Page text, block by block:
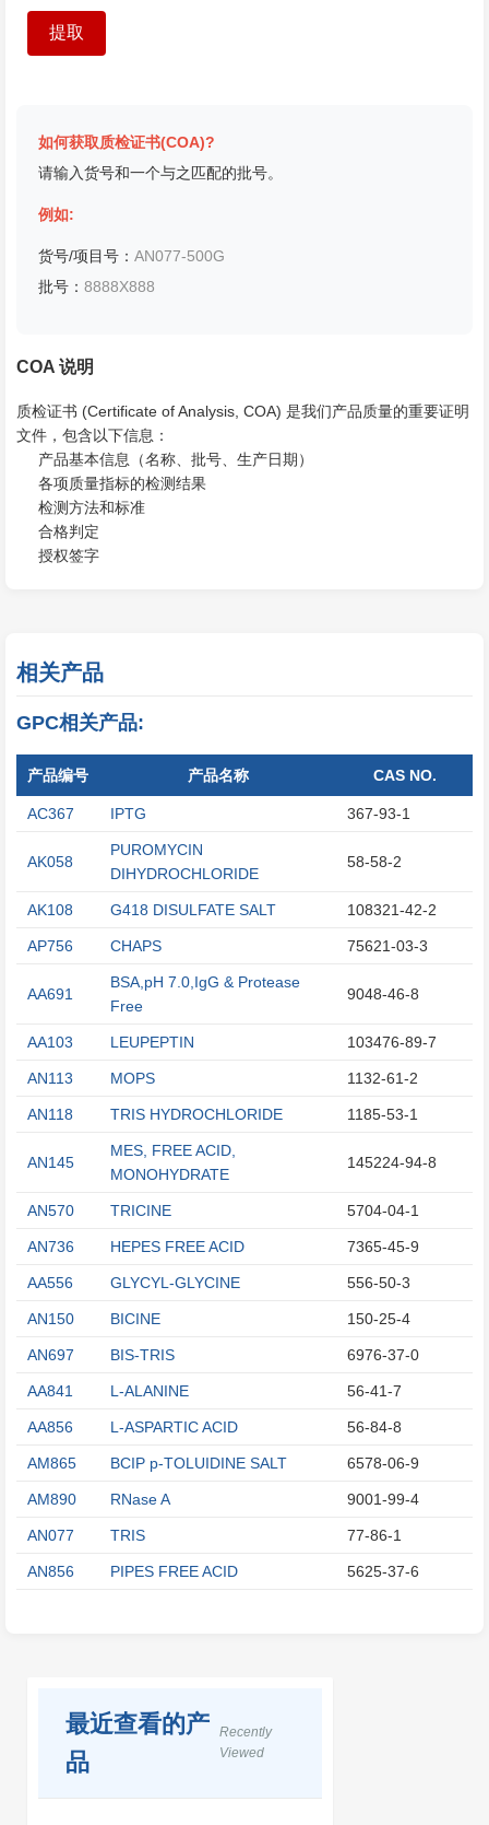
如何获取质检证书(COA)?
请输入货号和一个与之匹配的批号。
例如:
货号/项目号： AN077-500G
批号： 8888X888
COA 说明
质检证书 (Certificate of Analysis, COA) 是我们产品质量的重要证明
文件，包含以下信息：
产品基本信息（名称、批号、生产日期）
各项质量指标的检测结果
检测方法和标准
合格判定
授权签字
相关产品
GPC相关产品:
产品编号 产品名称 CAS NO.
AC367 IPTG 367-93-1
AK058
PUROMYCIN
DIHYDROCHLORIDE
58-58-2
AK108 G418 DISULFATE SALT 108321-42-2
AP756 CHAPS 75621-03-3
AA691
BSA,pH 7.0,IgG & Protease
Free
9048-46-8
AA103 LEUPEPTIN 103476-89-7
AN113 MOPS 1132-61-2
AN118 TRIS HYDROCHLORIDE 1185-53-1
AN145
MES, FREE ACID,
MONOHYDRATE
145224-94-8
AN570 TRICINE 5704-04-1
AN736 HEPES FREE ACID 7365-45-9
AA556 GLYCYL-GLYCINE 556-50-3
AN150 BICINE 150-25-4
AN697 BIS-TRIS 6976-37-0
AA841 L-ALANINE 56-41-7
AA856 L-ASPARTIC ACID 56-84-8
AM865 BCIP p-TOLUIDINE SALT 6578-06-9
AM890 RNase A 9001-99-4
AN077 TRIS 77-86-1
AN856 PIPES FREE ACID 5625-37-6
最近查看的产
品
Recently
Viewed